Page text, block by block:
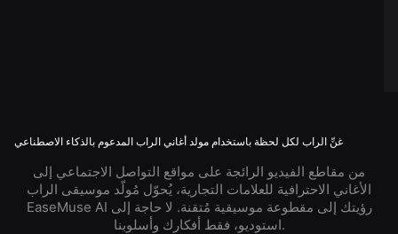
غنِّ الراب لكل لحظة باستخدام مولد أغاني الراب المدعوم بالذكاء الاصطناعي
من مقاطع الفيديو الرائجة على مواقع التواصل الاجتماعي إلى
الأغاني الاحترافية للعلامات التجارية، يُحوّل مُولّد موسيقى الراب
EaseMuse AI رؤيتك إلى مقطوعة موسيقية مُتقنة. لا حاجة إلى
استوديو، فقط أفكارك وأسلوبنا.